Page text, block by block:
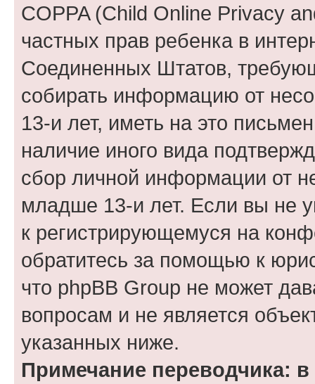
COPPA (Child Online Privacy
частных прав ребенка в
Соединенных Штатов,
собирать информацию от
13-и лет, иметь на это
наличие иного вида
сбор личной информации от
младше 13-и лет. Если вы не
к регистрирующемуся на
обратитесь за помощью к
что phpBB Group не может
вопросам и не является
указанных ниже.
Примечание переводчика: